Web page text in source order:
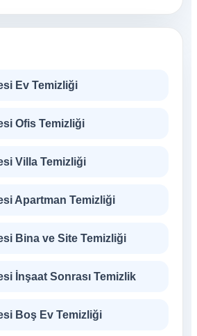
Ev Temizliği
Ofis Temizliği
Villa Temizliği
Apartman Temizliği
Bina ve Site Temizliği
İnşaat Sonrası Temizlik
Boş Ev Temizliği